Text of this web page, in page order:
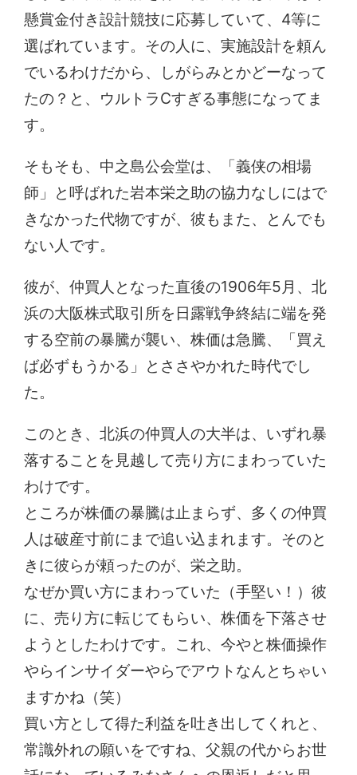
懸賞金付き設計競技に応募していて、4等に
選ばれています。その人に、実施設計を頼ん
でいるわけだから、しがらみとかどーなって
たの？と、ウルトラCすぎる事態になってま
す。
そもそも、中之島公会堂は、「義侠の相場
師」と呼ばれた岩本栄之助の協力なしにはで
きなかった代物ですが、彼もまた、とんでも
ない人です。
彼が、仲買人となった直後の1906年5月、北
浜の大阪株式取引所を日露戦争終結に端を発
する空前の暴騰が襲い、株価は急騰、「買え
ば必ずもうかる」とささやかれた時代でし
た。
このとき、北浜の仲買人の大半は、いずれ暴
落することを見越して売り方にまわっていた
わけです。
ところが株価の暴騰は止まらず、多くの仲買
人は破産寸前にまで追い込まれます。そのと
きに彼らが頼ったのが、栄之助。
なぜか買い方にまわっていた（手堅い！）彼
に、売り方に転じてもらい、株価を下落させ
ようとしたわけです。これ、今やと株価操作
やらインサイダーやらでアウトなんとちゃい
ますかね（笑）
買い方として得た利益を吐き出してくれと、
常識外れの願いをですね、父親の代からお世